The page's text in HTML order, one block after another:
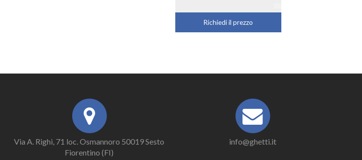
Richiedi il prezzo
Via A. Righi, 71 loc. Osmannoro 50019 Sesto
Fiorentino (FI)
info@ghetti.it